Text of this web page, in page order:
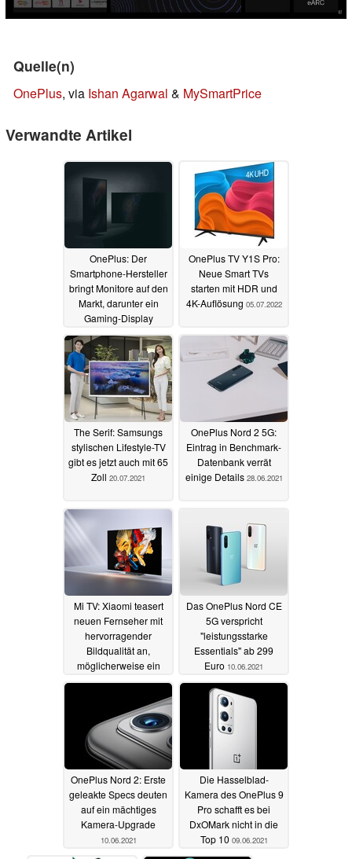
Quelle(n)
OnePlus, via Ishan Agarwal & MySmartPrice
Verwandte Artikel
OnePlus: Der
Smartphone-Hersteller
bringt Monitore auf den
Markt, darunter ein
Gaming-Display
01.12.2022
OnePlus TV Y1S Pro:
Neue Smart TVs
starten mit HDR und
4K-Auflösung 05.07.2022
The Serif: Samsungs
stylischen Lifestyle-TV
gibt es jetzt auch mit 65
Zoll 20.07.2021
OnePlus Nord 2 5G:
Eintrag in Benchmark-
Datenbank verrät
einige Details 28.06.2021
Mi TV: Xiaomi teasert
neuen Fernseher mit
hervorragender
Bildqualität an,
möglicherweise ein
OLED-TV14.06.2021
Das OnePlus Nord CE
5G verspricht
"leistungsstarke
Essentials" ab 299
Euro 10.06.2021
OnePlus Nord 2: Erste
geleakte Specs deuten
auf ein mächtiges
Kamera-Upgrade
10.06.2021
Die Hasselblad-
Kamera des OnePlus 9
Pro schafft es bei
DxOMark nicht in die
Top 10 09.06.2021